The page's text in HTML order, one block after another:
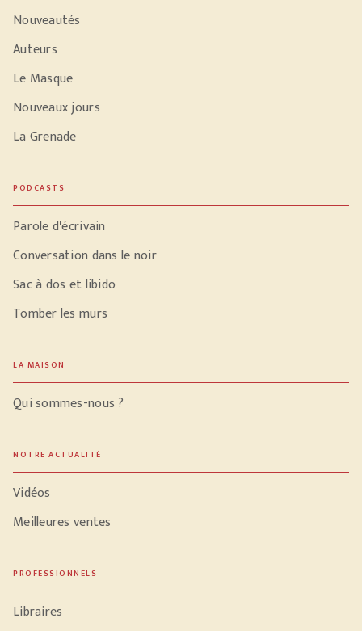
Nouveautés
Auteurs
Le Masque
Nouveaux jours
La Grenade
PODCASTS
Parole d'écrivain
Conversation dans le noir
Sac à dos et libido
Tomber les murs
LA MAISON
Qui sommes-nous ?
NOTRE ACTUALITÉ
Vidéos
Meilleures ventes
PROFESSIONNELS
Libraires